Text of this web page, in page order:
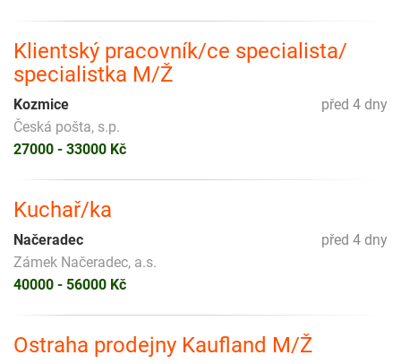
Klientský pracovník/ce specialista/
specialistka M/Ž
před 4 dny
Kozmice
Česká pošta, s.p.
27000 - 33000 Kč
Kuchař/ka
před 4 dny
Načeradec
Zámek Načeradec, a.s.
40000 - 56000 Kč
Ostraha prodejny Kaufland M/Ž